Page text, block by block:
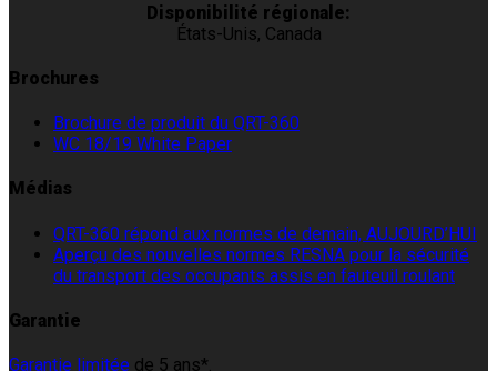
Disponibilité régionale:
États-Unis, Canada
Brochures
Brochure de produit du QRT-360
WC 18/19 White Paper
Médias
QRT-360 répond aux normes de demain, AUJOURD’HUI
Aperçu des nouvelles normes RESNA pour la sécurité
du transport des occupants assis en fauteuil roulant
Garantie
Garantie limitée de 5 ans*.